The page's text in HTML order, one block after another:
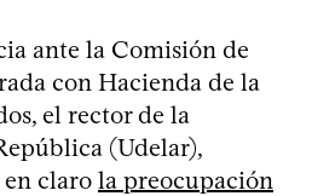
ante la Comisión de
con Hacienda de la
el rector de la
(Udelar),
claro la preocupación